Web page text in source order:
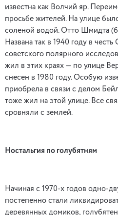
известна как Волчий яр.
просьбе жителей. На улице
соленой водой. Отто Шмидта
Названа так в 1940 году в
советского полярного
жил в этих краях — по улице
снесен в 1980 году. Особую
приобрела в связи с делом
тоже жил на этой улице. Все
сровняли с землей.
Ностальгия по голубятням
Начиная с 1970-х годов одно-
постепенно стали
деревянных домиков,